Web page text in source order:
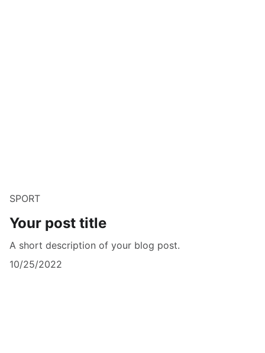
SPORT
Your post title
A short description of your blog post.
10/25/2022